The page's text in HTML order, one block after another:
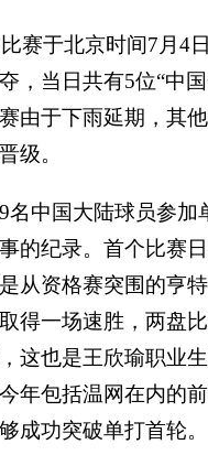
赛于北京时间7月4
，当日共有5位“中国
由于下雨延期，其
级。
名中国大陆球员参加
的纪录。首个比赛
从资格赛突围的亨特
得一场速胜，两盘
这也是王欣瑜职业
年包括温网在内的
成功突破单打首轮。